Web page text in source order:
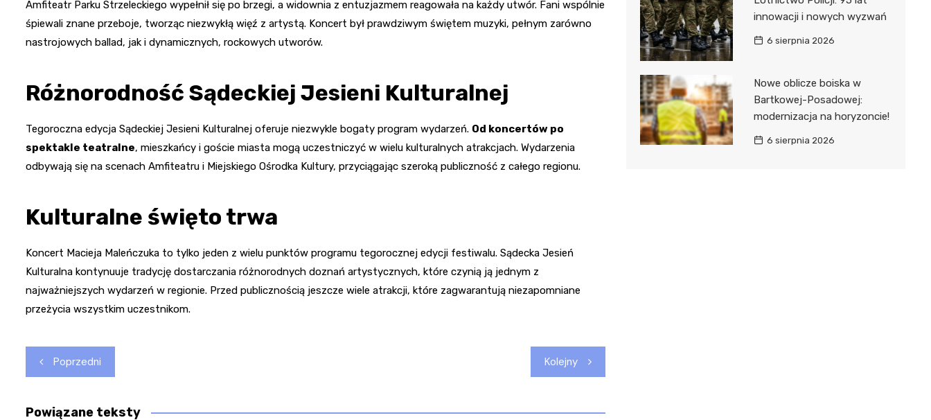
Amfiteatr Parku Strzeleckiego wypełnił się po brzegi, a widownia z entuzjazmem reagowała na każdy utwór. Fani wspólnie
śpiewali znane przeboje, tworząc niezwykłą więź z artystą. Koncert był prawdziwym świętem muzyki, pełnym zarówno
nastrojowych ballad, jak i dynamicznych, rockowych utworów.
Różnorodność Sądeckiej Jesieni Kulturalnej
Tegoroczna edycja Sądeckiej Jesieni Kulturalnej oferuje niezwykle bogaty program wydarzeń. Od koncertów po
spektakle teatralne, mieszkańcy i goście miasta mogą uczestniczyć w wielu kulturalnych atrakcjach. Wydarzenia
odbywają się na scenach Amfiteatru i Miejskiego Ośrodka Kultury, przyciągając szeroką publiczność z całego regionu.
Kulturalne święto trwa
Koncert Macieja Maleńczuka to tylko jeden z wielu punktów programu tegorocznej edycji festiwalu. Sądecka Jesień
Kulturalna kontynuuje tradycję dostarczania różnorodnych doznań artystycznych, które czynią ją jednym z
najważniejszych wydarzeń w regionie. Przed publicznością jeszcze wiele atrakcji, które zagwarantują niezapomniane
przeżycia wszystkim uczestnikom.
Nawigacja
wpisu
Poprzedni Kolejny
Powiązane teksty
innowacji i nowych wyzwań
6 sierpnia 2026
Nowe oblicze boiska w
Bartkowej-Posadowej:
modernizacja na horyzoncie!
6 sierpnia 2026